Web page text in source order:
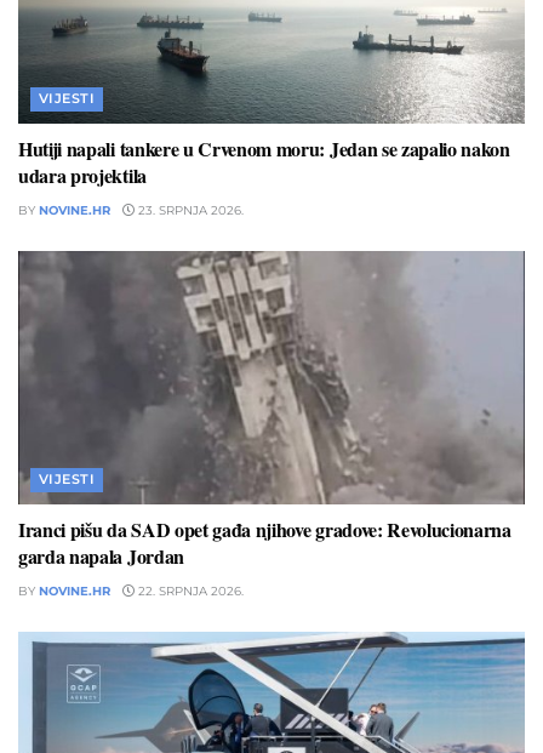
VIJESTI
Hutiji napali tankere u Crvenom moru: Jedan se zapalio nakon
udara projektila
BY NOVINE.HR 23. SRPNJA 2026.
VIJESTI
Iranci pišu da SAD opet gađa njihove gradove: Revolucionarna
garda napala Jordan
BY NOVINE.HR 22. SRPNJA 2026.